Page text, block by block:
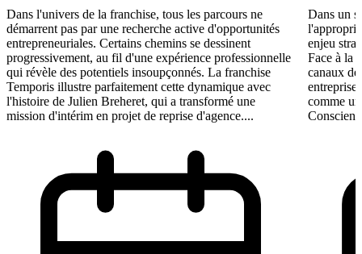
Dans l'univers de la franchise, tous les parcours ne
démarrent pas par une recherche active d'opportunités
entrepreneuriales. Certains chemins se dessinent
progressivement, au fil d'une expérience professionnelle
qui révèle des potentiels insoupçonnés. La franchise
Temporis illustre parfaitement cette dynamique avec
l'histoire de Julien Breheret, qui a transformé une
mission d'intérim en projet de reprise d'agence....
Dans un
enjeu
Face à la
canaux
comme
Conscient